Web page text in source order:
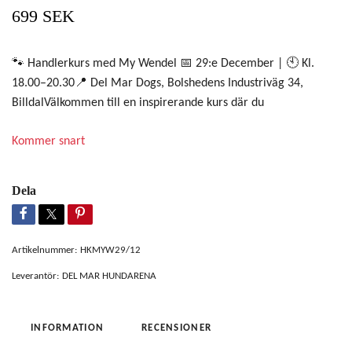
699 SEK
🐾 Handlerkurs med My Wendel 📅 29:e December | 🕙 Kl.
18.00–20.30📍 Del Mar Dogs, Bolshedens Industriväg 34,
BilldalVälkommen till en inspirerande kurs där du
Kommer snart
Dela
Artikelnummer: HKMYW29/12
Leverantör: DEL MAR HUNDARENA
INFORMATION RECENSIONER